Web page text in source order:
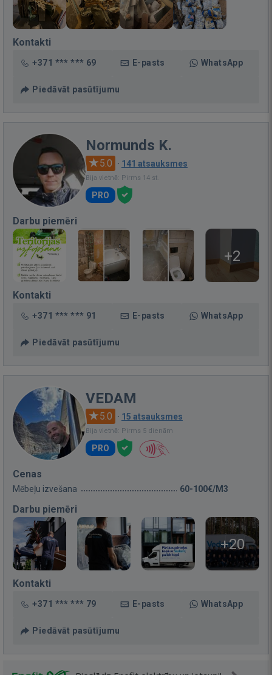
Kontakti
+371 *** *** 69 E-pasts WhatsApp
Piedāvāt pasūtījumu
Normunds K.
5.0 · 141 atsauksmes
Bija vietnē: Pirms 14 st.
PRO
Darbu piemēri
+2
Kontakti
+371 *** *** 91 E-pasts WhatsApp
Piedāvāt pasūtījumu
VEDAM
5.0 · 15 atsauksmes
Bija vietnē: Pirms 5 dienām
PRO
Cenas
Mēbeļu izvešana 60-100€/M3
Darbu piemēri
+20
Kontakti
+371 *** *** 79 E-pasts WhatsApp
Piedāvāt pasūtījumu